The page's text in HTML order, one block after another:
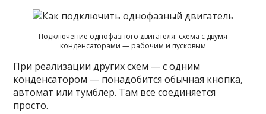
Подключение однофазного двигателя: схема с двумя
конденсаторами — рабочим и пусковым
При реализации других схем — с одним
конденсатором — понадобится обычная кнопка,
автомат или тумблер. Там все соединяется
просто.